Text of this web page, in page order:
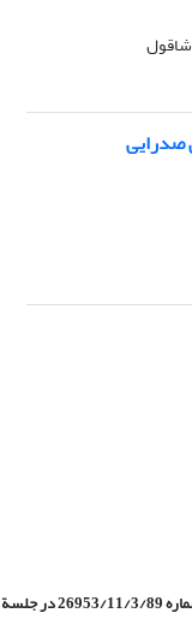
صدرایی
براساس نامه شماره 26953/11/3/89 در جلسة